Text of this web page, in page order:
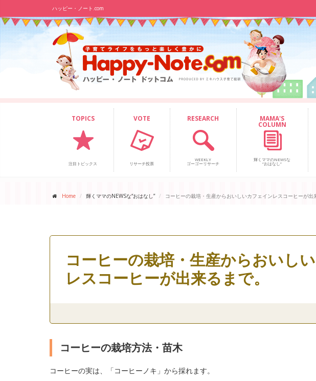
ハッピー・ノート.com
TOPICS
注目トピックス
VOTE
リサーチ投票
RESEARCH
WEEKLY
ゴーゴーリサーチ
MAMA'S
COLUMN
輝くママのNEWSな
“おはなし”
Home 輝くママのNEWSな“おはなし” コーヒーの栽培・生産からおいしいカフェインレスコーヒーが出
コーヒーの栽培・生産からおいし
レスコーヒーが出来るまで。
コーヒーの栽培方法・苗木
コーヒーの実は、「コーヒーノキ」から採れます。